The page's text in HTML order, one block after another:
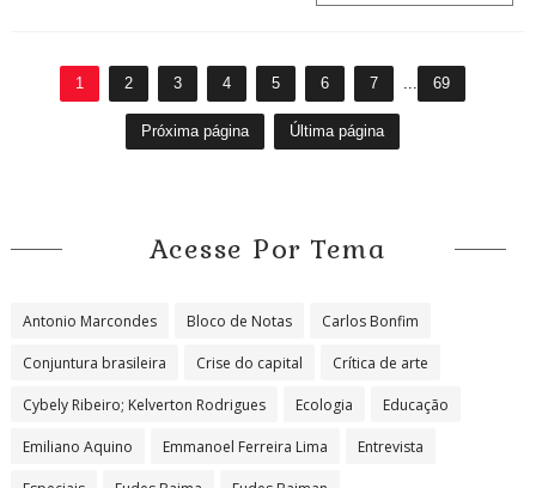
1 2 3 4 5 6 7 ... 69
Próxima página Última página
Acesse Por Tema
Antonio Marcondes Bloco de Notas Carlos Bonfim
Conjuntura brasileira Crise do capital Crítica de arte
Cybely Ribeiro; Kelverton Rodrigues Ecologia Educação
Emiliano Aquino Emmanoel Ferreira Lima Entrevista